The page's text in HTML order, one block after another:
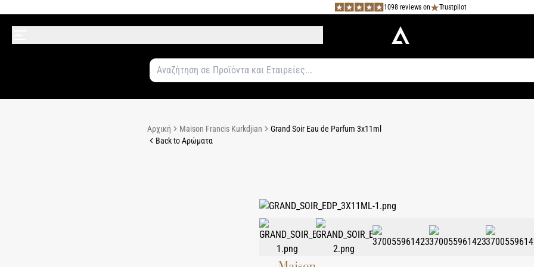
1098 reviews on Trustpilot
Αρχική Maison Francis Kurkdjian
Grand Soir Eau de Parfum 3x11ml
Back to Αρώματα